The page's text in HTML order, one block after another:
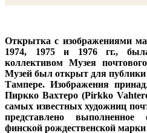
Открытка с изображениями
1974, 1975 и 1976 гг.,
коллективом Музея
Музей был открыт для публики
Тампере. Изображения
Пиркко Вахтеро (Pirkko
самых известных художниц
представлено
финской рождественской марки